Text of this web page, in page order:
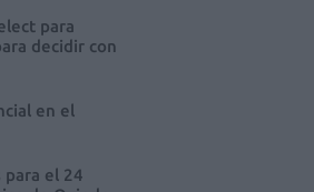
para
decidir con
en el
para el 24